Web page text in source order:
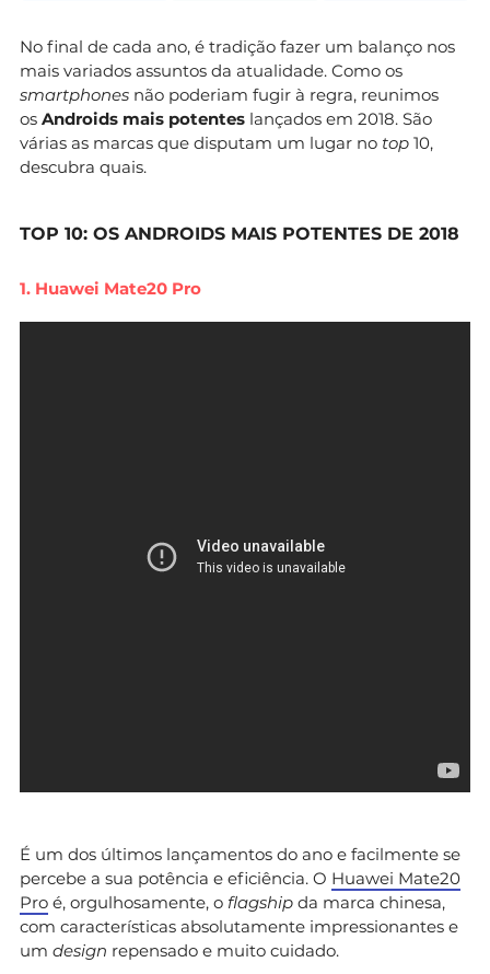
No final de cada ano, é tradição fazer um balanço nos
mais variados assuntos da atualidade. Como os
smartphones não poderiam fugir à regra, reunimos
os Androids mais potentes lançados em 2018. São
várias as marcas que disputam um lugar no top 10,
descubra quais.
TOP 10: OS ANDROIDS MAIS POTENTES DE 2018
1. Huawei Mate20 Pro
É um dos últimos lançamentos do ano e facilmente se
percebe a sua potência e eficiência. O Huawei Mate20
Pro é, orgulhosamente, o flagship da marca chinesa,
com características absolutamente impressionantes e
um design repensado e muito cuidado.